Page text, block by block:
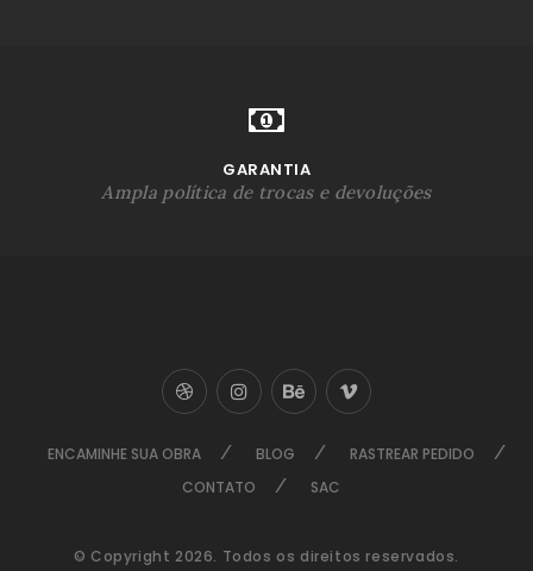
GARANTIA
Ampla política de trocas e devoluções
ENCAMINHE SUA OBRA BLOG
RASTREAR PEDIDO
CONTATO
SAC
© Copyright 2026. Todos os direitos reservados.